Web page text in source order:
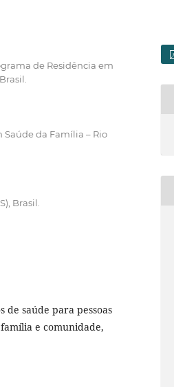
de Residência em
Saúde da Família – Rio
Brasil.
de saúde para pessoas
e comunidade,